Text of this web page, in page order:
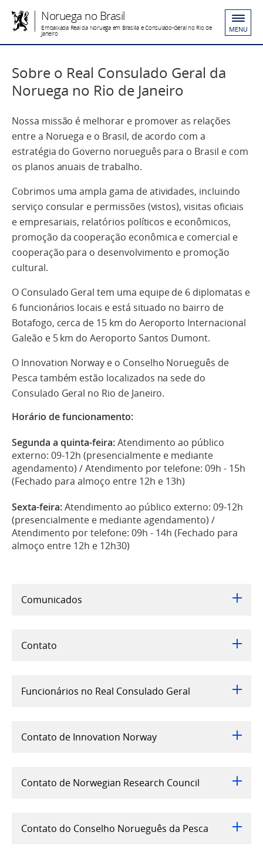
Noruega no Brasil
Embaixada Real da Noruega em Brasília e Consulado-Geral no Rio de
Janeiro MENU
Sobre o Real Consulado Geral da
Noruega no Rio de Janeiro
Nossa missão é melhorar e promover as relações
entre a Noruega e o Brasil, de acordo com a
estratégia do Governo norueguês para o Brasil e com
os planos anuais de trabalho.
Cobrimos uma ampla gama de atividades, incluindo
serviço consular e permissões (vistos), visitas oficiais
e empresariais, relatórios políticos e econômicos,
promoção da cooperação econômica e comercial e
cooperação para o desenvolvimento e promoção
cultural.
O Consulado Geral tem uma equipe de 6 diplomatas e
6 funcionários locais e está situado no bairro de
Botafogo, cerca de 15 km do Aeroporto Internacional
Galeão e 5 km do Aeroporto Santos Dumont.
O Innovation Norway e o Conselho Norueguês de
Pesca também estão localizados na sede do
Consulado Geral no Rio de Janeiro.
Horário de funcionamento:
Segunda a quinta-feira:Atendimento ao público
externo: 09-12h (presencialmente e mediante
agendamento) / Atendimento por telefone: 09h - 15h
(Fechado para almoço entre 12h e 13h)
Sexta-feira:Atendimento ao público externo: 09-12h
(presencialmente e mediante agendamento) /
Atendimento por telefone: 09h - 14h (Fechado para
almoço entre 12h e 12h30)
Comunicados
Contato
Funcionários no Real Consulado Geral
Contato de Innovation Norway
Contato de Norwegian Research Council
Contato do Conselho Norueguês da Pesca